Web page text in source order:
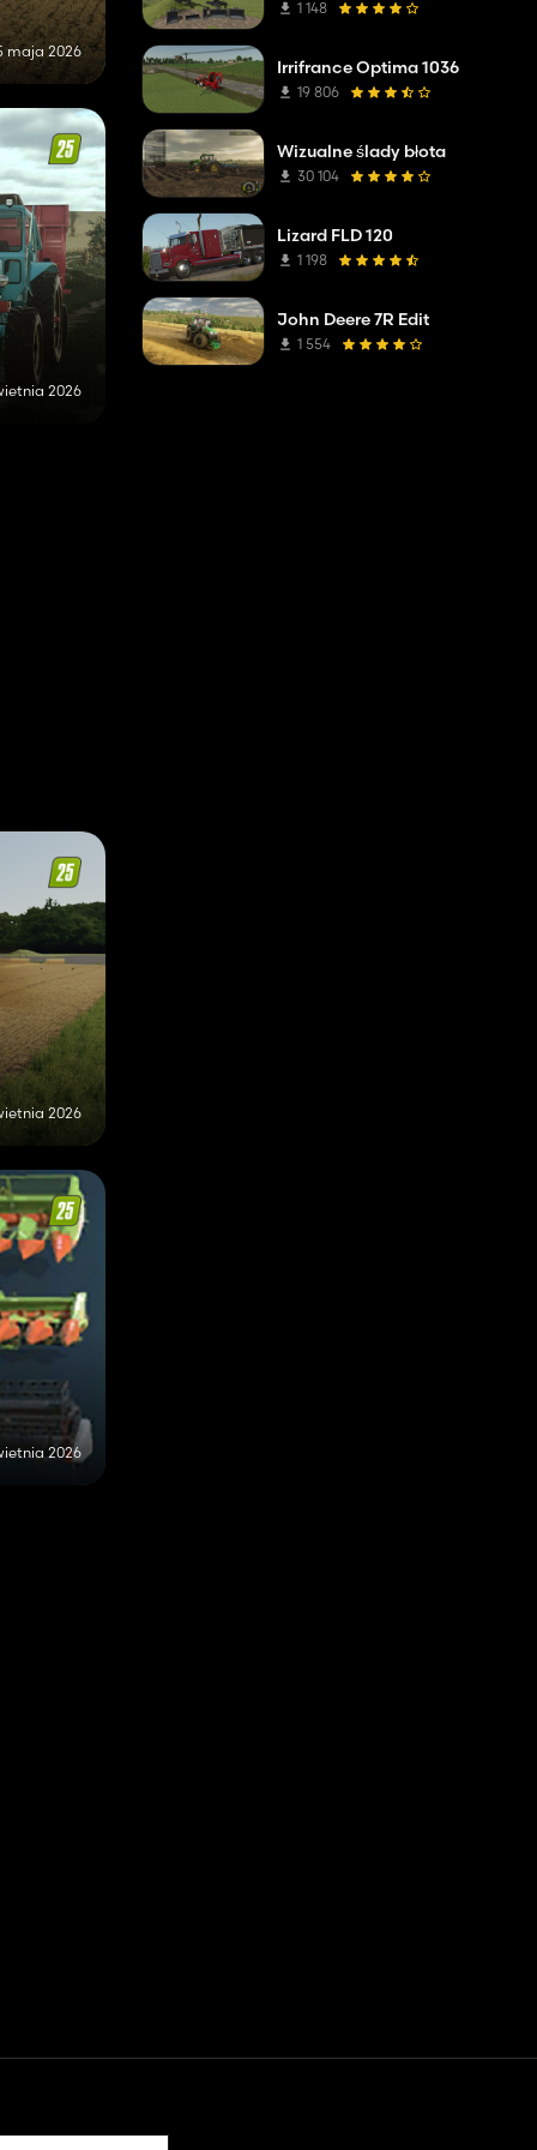
maja 2026
2026
2026
2026
1 148
Irrifrance Optima 1036
19 806
Wizualne ślady błota
30 104
Lizard FLD 120
1 198
John Deere 7R Edit
1 554